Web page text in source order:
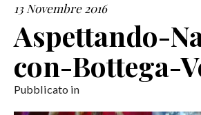
CONTATTI
13 Novembre 2016
Aspettando-
con-Bottega-
Pubblicato in